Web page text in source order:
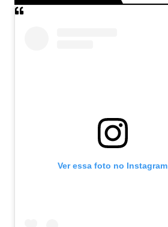
Ver essa foto no Instagram